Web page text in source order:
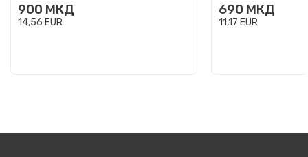
900 МКД
14,56 EUR
690 МКД
11,17 EUR